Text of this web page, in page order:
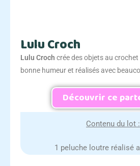
Lulu Croch
Lulu Croch crée des objets au
bonne humeur et réalisés avec
Découvrir ce
Contenu du lot :
1 peluche loutre réalisé